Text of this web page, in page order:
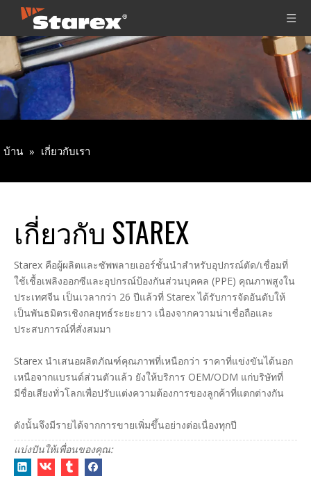
บ้าน » เกี่ยวกับเรา
เกี่ยวกับ STAREX
Starex คือผู้ผลิตและซัพพลายเออร์ชั้นนำสำหรับอุปกรณ์ตัด/เชื่อมที่
ใช้เชื้อเพลิงออกซีและอุปกรณ์ป้องกันส่วนบุคคล (PPE) คุณภาพสูงใน
ประเทศจีน เป็นเวลากว่า 26 ปีแล้วที่ Starex ได้รับการจัดอันดับให้
เป็นพันธมิตรเชิงกลยุทธ์ระยะยาว เนื่องจากความน่าเชื่อถือและ
ประสบการณ์ที่สั่งสมมา
Starex นำเสนอผลิตภัณฑ์คุณภาพที่เหนือกว่า ราคาที่แข่งขันได้นอก
เหนือจากแบรนด์ส่วนตัวแล้ว ยังให้บริการ OEM/ODM แก่บริษัทที่
มีชื่อเสียงทั่วโลกเพื่อปรับแต่งความต้องการของลูกค้าที่แตกต่างกัน
ดังนั้นจึงมีรายได้จากการขายเพิ่มขึ้นอย่างต่อเนื่องทุกปี
แบ่งปันให้เพื่อนของคุณ: